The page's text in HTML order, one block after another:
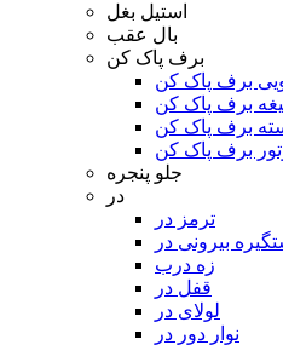
استیل بغل
بال عقب
برف پاک کن
برف پاک کن
برف پاک کن
برف پاک کن
برف پاک کن
جلو پنجره
در
ترمز در
بیرونی در
زه درب
قفل در
لولای در
نوار دور در